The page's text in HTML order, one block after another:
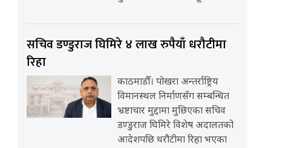
सचिव डण्डुराज घिमिरे ४ लाख रुपैयाँ धरौटीमा
रिहा
काठमाडौँ। पोखरा अन्तर्राष्ट्रिय
विमानस्थल निर्माणसँग सम्बन्धित
भ्रष्टाचार मुद्दामा मुछिएका सचिव
डण्डुराज घिमिरे विशेष अदालतको
आदेशपछि धरौटीमा रिहा भएका